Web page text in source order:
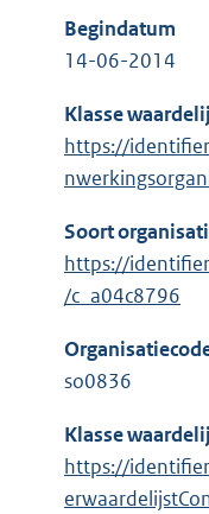
Begindatum
14-06-2014
Klasse
https://
Soort
https://
/c_a04c8796
so0836
Klasse
https://